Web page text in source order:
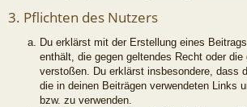
3. Pflichten des Nutzers
Du erklärst mit der Erstellung eines
enthält, die gegen geltendes Recht oder die
verstoßen. Du erklärst insbesondere, dass
die in deinen Beiträgen verwendeten Links
bzw. zu verwenden.